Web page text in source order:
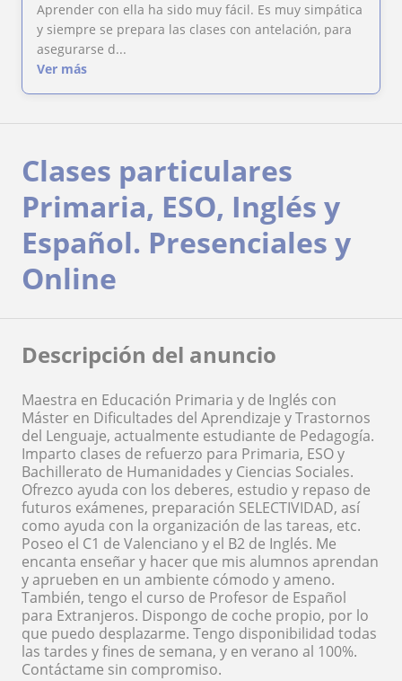
Aprender con ella ha sido muy fácil. Es muy simpática
y siempre se prepara las clases con antelación, para
asegurarse d...
Ver más
Clases particulares
Primaria, ESO, Inglés y
Español. Presenciales y
Online
Descripción del anuncio
Maestra en Educación Primaria y de Inglés con
Máster en Dificultades del Aprendizaje y Trastornos
del Lenguaje, actualmente estudiante de Pedagogía.
Imparto clases de refuerzo para Primaria, ESO y
Bachillerato de Humanidades y Ciencias Sociales.
Ofrezco ayuda con los deberes, estudio y repaso de
futuros exámenes, preparación SELECTIVIDAD, así
como ayuda con la organización de las tareas, etc.
Poseo el C1 de Valenciano y el B2 de Inglés. Me
encanta enseñar y hacer que mis alumnos aprendan
y aprueben en un ambiente cómodo y ameno.
También, tengo el curso de Profesor de Español
para Extranjeros. Dispongo de coche propio, por lo
que puedo desplazarme. Tengo disponibilidad todas
las tardes y fines de semana, y en verano al 100%.
Contáctame sin compromiso.